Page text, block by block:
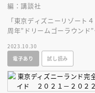
編：講談社
「東京ディズニーリゾート４
周年”ドリームゴーラウンド”
の最新情報をいち早くお届け
たします！
2023.10.30
電子あり
試し読み